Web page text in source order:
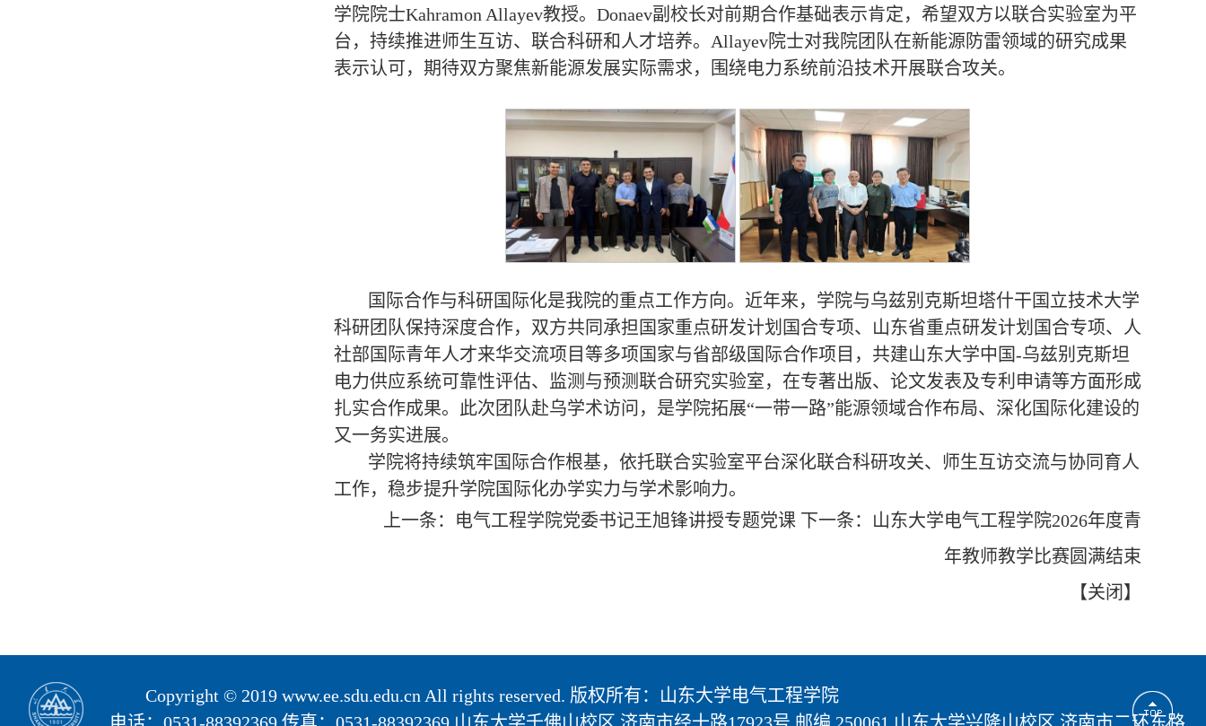
学院院士Kahramon Allayev教授。Donaev副校长对前期合作基础表示肯定，希望双方以联合实验室为平
台，持续推进师生互访、联合科研和人才培养。Allayev院士对我院团队在新能源防雷领域的研究成果
表示认可，期待双方聚焦新能源发展实际需求，围绕电力系统前沿技术开展联合攻关。
国际合作与科研国际化是我院的重点工作方向。近年来，学院与乌兹别克斯坦塔什干国立技术大学
科研团队保持深度合作，双方共同承担国家重点研发计划国合专项、山东省重点研发计划国合专项、人
社部国际青年人才来华交流项目等多项国家与省部级国际合作项目，共建山东大学中国-乌兹别克斯坦
电力供应系统可靠性评估、监测与预测联合研究实验室，在专著出版、论文发表及专利申请等方面形成
扎实合作成果。此次团队赴乌学术访问，是学院拓展“一带一路”能源领域合作布局、深化国际化建设的
又一务实进展。
学院将持续筑牢国际合作根基，依托联合实验室平台深化联合科研攻关、师生互访交流与协同育人
工作，稳步提升学院国际化办学实力与学术影响力。
上一条： 电气工程学院党委书记王旭锋讲授专题党课 下一条： 山东大学电气工程学院2026年度青
年教师教学比赛圆满结束
【关闭 】
Copyright © 2019 www.ee.sdu.edu.cn All rights reserved. 版权所有：山东大学电气工程学院